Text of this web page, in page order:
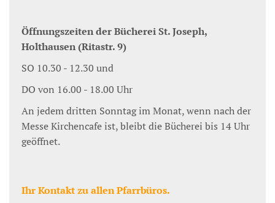
Öffnungszeiten der Bücherei St. Joseph,
Holthausen (Ritastr. 9)
SO 10.30 - 12.30 und
DO von 16.00 - 18.00 Uhr
An jedem dritten Sonntag im Monat, wenn nach der
Messe Kirchencafe ist, bleibt die Bücherei bis 14 Uhr
geöffnet.
Ihr Kontakt zu allen Pfarrbüros.